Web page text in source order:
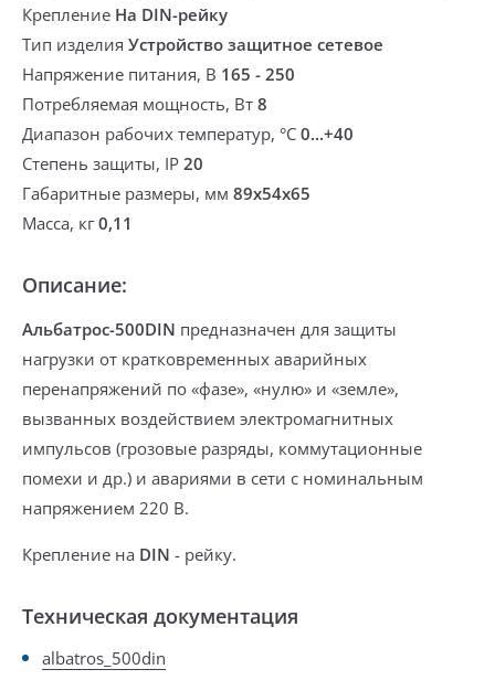
Крепление На DIN-рейку
Тип изделия Устройство защитное сетевое
Напряжение питания, В 165 - 250
Потребляемая мощность, Вт 8
Диапазон рабочих температур, °С 0...+40
Степень защиты, IP 20
Габаритные размеры, мм 89х54х65
Масса, кг0,11
Описание:
Альбатрос-500DIN предназначен для защиты
нагрузки от кратковременных аварийных
перенапряжений по «фазе», «нулю» и «земле»,
вызванных воздействием электромагнитных
импульсов (грозовые разряды, коммутационные
помехи и др.) и авариями в сети с номинальным
напряжением 220 В.
Крепление на DIN - рейку.
Техническая документация
albatros_500din